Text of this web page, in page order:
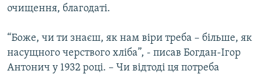
очищення, благодаті.
“Боже, чи ти знаєш, як нам віри треба – більше, як
насущного черствого хліба”, - писав Богдан-Ігор
Антонич у 1932 році. – Чи відтоді ця потреба